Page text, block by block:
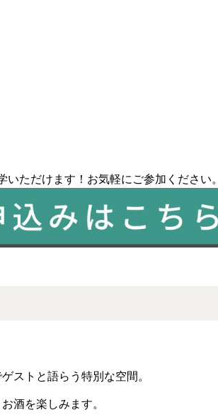
いただけます！お気軽にご参加ください。
ストと語らう特別な空間。
酒を楽しみます。